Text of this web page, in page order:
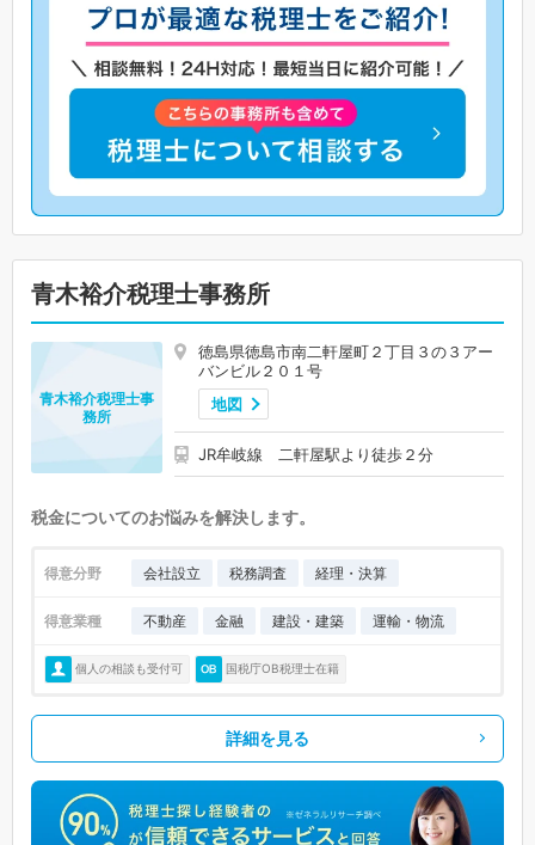
青木裕介税理士事務所
徳島県徳島市南二軒屋町２丁目３の３アー
バンビル２０１号
地図
JR牟岐線 二軒屋駅より徒歩２分
青木裕介税理士事
務所
税金についてのお悩みを解決します。
得意分野 会社設立 税務調査 経理・決算
得意業種 不動産 金融 建設・建築 運輸・物流
個人の相談も受付可 国税庁OB税理士在籍
詳細を見る